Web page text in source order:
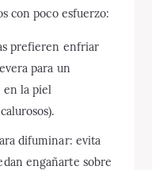
con poco esfuerzo:
prefieren enfriar
para un
en la piel
difuminar: evita
engañarte sobre